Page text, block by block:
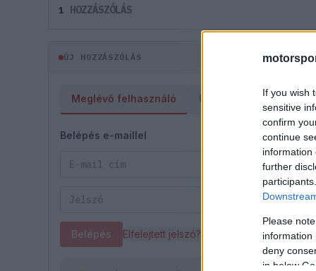
If you wish
sensitive
confirm
continue
information
further
Please
information
deny
in below
1 HOZZÁSZÓLÁS
ÚJ HOZZÁSZÓLÁS
Meglévő felhasználó Új felhasználó
Belépés e-maillel
Belépés Elfelejtett jelszó?